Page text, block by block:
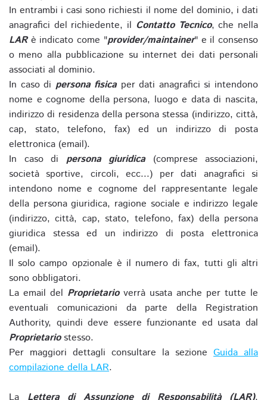
In entrambi i casi sono richiesti il nome del dominio, i dati
anagrafici del richiedente, il Contatto Tecnico, che nella
LARè indicato come "provider/maintainer" e il consenso
o meno alla pubblicazione su internet dei dati personali
associati al dominio.
In caso di persona fisicaper dati anagrafici si intendono
nome e cognome della persona, luogo e data di nascita,
indirizzo di residenza della persona stessa (indirizzo, città,
cap, stato, telefono, fax) ed un indirizzo di posta
elettronica (email).
In caso di persona giuridica(comprese associazioni,
società sportive, circoli, ecc...) per dati anagrafici si
intendono nome e cognome del rappresentante legale
della persona giuridica, ragione sociale e indirizzo legale
(indirizzo, città, cap, stato, telefono, fax) della persona
giuridica stessa ed un indirizzo di posta elettronica
(email).
Il solo campo opzionale è il numero di fax, tutti gli altri
sono obbligatori.
La email del Proprietarioverrà usata anche per tutte le
eventuali comunicazioni da parte della Registration
Authority, quindi deve essere funzionante ed usata dal
Proprietariostesso.
Per maggiori dettagli consultare la sezione Guida alla
compilazione della LAR.